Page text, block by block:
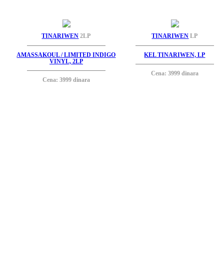
TINARIWEN 2LP
AMASSAKOUL / LIMITED INDIGO
VINYL, 2LP
Cena: 3999 dinara
TINARIWEN LP
KEL TINARIWEN, LP
Cena: 3999 dinara